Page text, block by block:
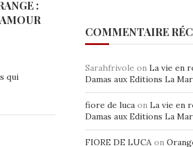
:
qui
COMMENTAIRE
Sarahfrivole on La vie en
Damas aux Editions La
fiore de luca on La vie en
Damas aux Editions La
FIORE DE LUCA on